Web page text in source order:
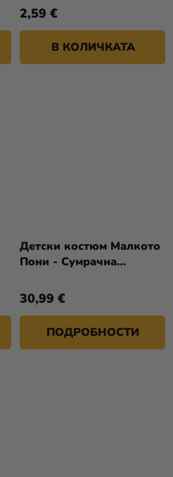
2,59 €
В КОЛИЧКАТА
Детски костюм Малкото
Пони - Сумрачна
30,99 €
ПОДРОБНОСТИ